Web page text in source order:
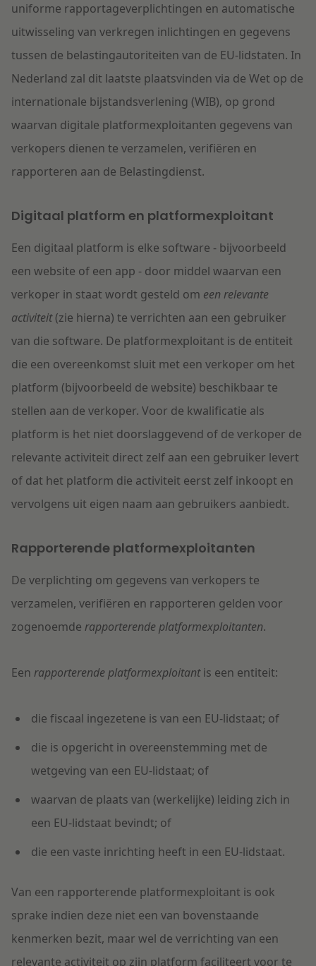
uniforme rapportageverplichtingen en automatische
uitwisseling van verkregen inlichtingen en gegevens
tussen de belastingautoriteiten van de EU-lidstaten. In
Nederland zal dit laatste plaatsvinden via de Wet op de
internationale bijstandsverlening (WIB), op grond
waarvan digitale platformexploitanten gegevens van
verkopers dienen te verzamelen, verifiëren en
rapporteren aan de Belastingdienst.
Digitaal platform en platformexploitant
Een digitaal platform is elke software - bijvoorbeeld
een website of een app - door middel waarvan een
verkoper in staat wordt gesteld om een relevante
activiteit(zie hierna) te verrichten aan een gebruiker
van die software. De platformexploitant is de entiteit
die een overeenkomst sluit met een verkoper om het
platform (bijvoorbeeld de website) beschikbaar te
stellen aan de verkoper. Voor de kwalificatie als
platform is het niet doorslaggevend of de verkoper de
relevante activiteit direct zelf aan een gebruiker levert
of dat het platform die activiteit eerst zelf inkoopt en
vervolgens uit eigen naam aan gebruikers aanbiedt.
Rapporterende platformexploitanten
De verplichting om gegevens van verkopers te
verzamelen, verifiëren en rapporteren gelden voor
zogenoemde rapporterende platformexploitanten.
Een rapporterende platformexploitant is een entiteit:
die fiscaal ingezetene is van een EU-lidstaat; of
die is opgericht in overeenstemming met de
wetgeving van een EU-lidstaat; of
waarvan de plaats van (werkelijke) leiding zich in
een EU-lidstaat bevindt; of
die een vaste inrichting heeft in een EU-lidstaat.
Van een rapporterende platformexploitant is ook
sprake indien deze niet een van bovenstaande
kenmerken bezit, maar wel de verrichting van een
relevante activiteit op zijn platform faciliteert voor te